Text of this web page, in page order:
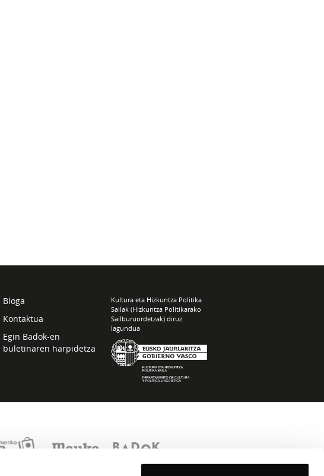
Bloga
Kontaktua
Egin Badok-en
buletinaren harpidetza
Kultura eta Hizkuntza Politika
Sailak (Hizkuntza Politikarako
Sailburuordetzak) diruz
lagundua